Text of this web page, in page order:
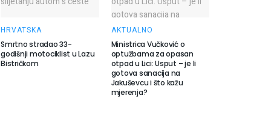
HRVATSKA
Smrtno stradao 33-
godišnji motociklist u Lazu
Bistričkom
AKTUALNO
Ministrica Vučković o
optužbama za opasan
otpad u Lici: Usput – je li
gotova sanacija na
Jakuševcu i što kažu
mjerenja?